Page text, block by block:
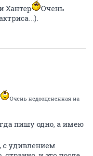
Хантер
Очень
Очень недооцененная на
пишу одно, а имею
с удивлением